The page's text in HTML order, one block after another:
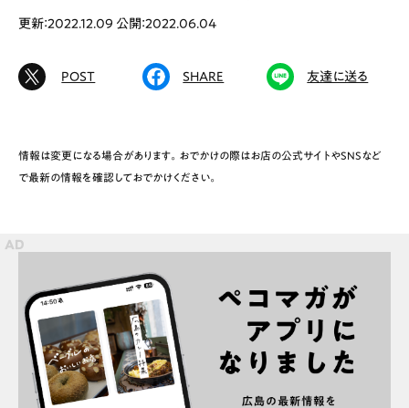
# ファミリーにおすすめ # 女子旅におすすめ
Outing
ペコマガとは 運営会社
スポット情報 広告掲載について
更新：2022.12.09 公開：2022.06.04
POST SHARE 友達に送る
情報は変更になる場合があります。おでかけの際はお店の公式サイトやSNSなど
で最新の情報を確認しておでかけください。